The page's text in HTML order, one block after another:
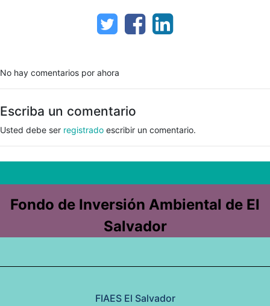
No hay comentarios por ahora
Escriba un comentario
Usted debe ser registrado escribir un comentario.
Fondo de Inversión Ambiental de El
Salvador
FIAES El Salvador